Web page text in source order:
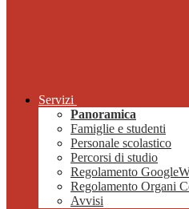
Servizi
Panoramica
Famiglie e studenti
Personale scolastico
Percorsi di studio
Regolamento
Regolamento Organi
Avvisi